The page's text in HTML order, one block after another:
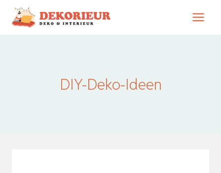
Zum
Inhalt
DIY-Deko-Ideen